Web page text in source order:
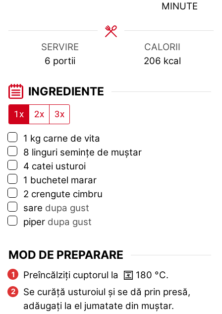
MINUTE
SERVIRE
6 portii
CALORII
206 kcal
INGREDIENTE
1x 2x 3x
▢
1 kg carne de vita
▢
8 linguri semințe de muștar
▢
4 catei usturoi
▢
1 buchetel marar
▢
2 crengute cimbru
▢
sare dupa gust
▢
piper dupa gust
MOD DE PREPARARE
Preîncălziți cuptorul la 180 °C.
Se curăță usturoiul și se dă prin presă,
adăugați la el jumatate din muștar.